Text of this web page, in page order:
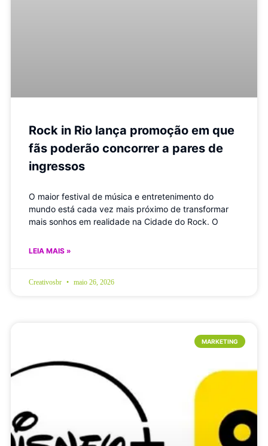
Rock in Rio lança promoção em que
fãs poderão concorrer a pares de
ingressos
O maior festival de música e entretenimento do
mundo está cada vez mais próximo de transformar
mais sonhos em realidade na Cidade do Rock. O
LEIA MAIS »
Creativosbr maio 26, 2026
MARKETING